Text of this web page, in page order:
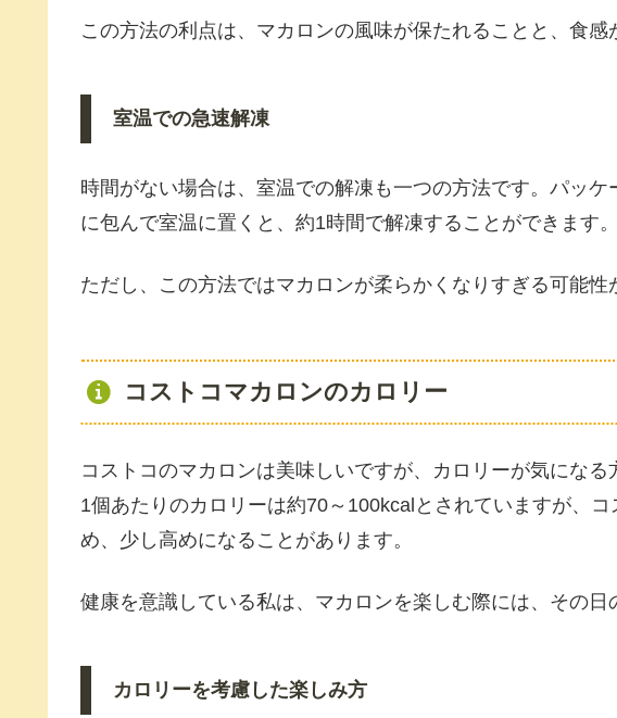
この方法の利点は、マカロンの風味が保たれることと、食感
室温での急速解凍
時間がない場合は、室温での解凍も一つの方法です。パッ
に包んで室温に置くと、約1時間で解凍することができます。
ただし、この方法ではマカロンが柔らかくなりすぎる可能性
コストコマカロンのカロリー
コストコのマカロンは美味しいですが、カロリーが気にな
1個あたりのカロリーは約70～100kcalとされていますが、
め、少し高めになることがあります。
健康を意識している私は、マカロンを楽しむ際には、その日
カロリーを考慮した楽しみ方